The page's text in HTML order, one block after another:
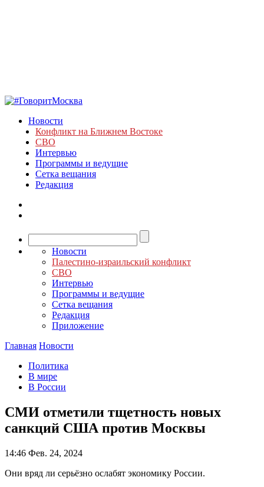
Новости
Конфликт на Ближнем Востоке
СВО
Интервью
Программы и ведущие
Сетка вещания
Редакция
Новости
Палестино-израильский конфликт
СВО
Интервью
Программы и ведущие
Сетка вещания
Редакция
Приложение
Главная Новости
Политика
В мире
В России
СМИ отметили тщетность новых
санкций США против Москвы
14:46 Фев. 24, 2024
Они вряд ли серьёзно ослабят экономику России.